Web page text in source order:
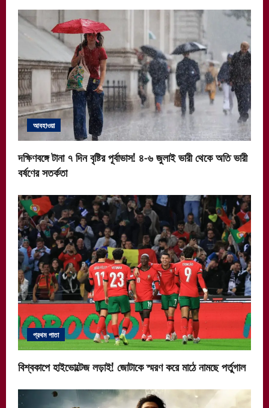
আবহাওয়া
দক্ষিণবঙ্গে টানা ৭ দিন বৃষ্টির পূর্বাভাস! ৪-৬ জুলাই ভারী থেকে অতি ভারী
বর্ষণের সতর্কতা
প্রথম পাতা
বিশ্বকাপে হাইভোল্টেজ লড়াই! জোটাকে স্মরণ করে মাঠে নামছে পর্তুগাল